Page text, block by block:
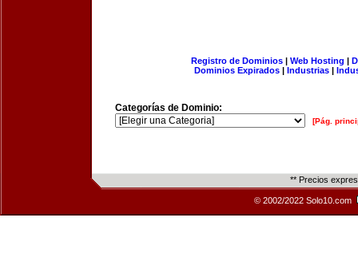
Registro de Dominios| Web Hosting |
Dominios Expirados | Industrias |
Categorías de Dominio:
[Pág.
** Precios
© 2002/2022 Solo10.com